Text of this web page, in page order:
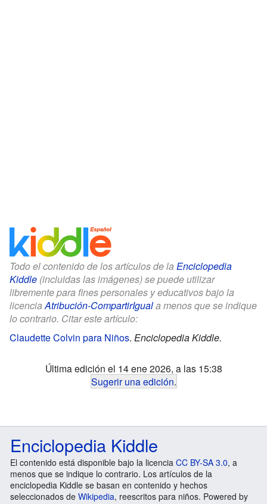
Todo el contenido de los artículos de la Enciclopedia
Kiddle (incluidas las imágenes) se puede utilizar
libremente para fines personales y educativos bajo la
licenciaAtribución-CompartirIguala menos que se indique
lo contrario. Citar este artículo:
Claudette Colvin para Niños. Enciclopedia Kiddle.
Última edición el 14 ene 2026, a las 15:38
Sugerir una edición.
Enciclopedia Kiddle
El contenido está disponible bajo la licencia CC BY-SA 3.0, a
menos que se indique lo contrario. Los artículos de la
enciclopedia Kiddle se basan en contenido y hechos
seleccionados de Wikipedia, reescritos para niños. Powered by